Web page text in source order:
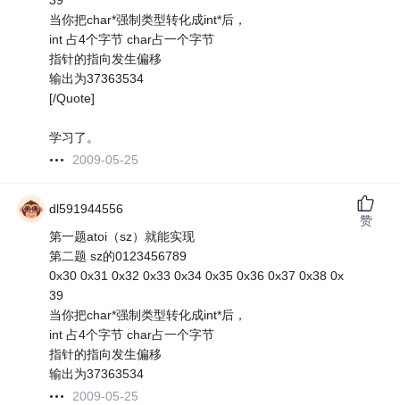
当你把char*强制类型转化成int*后，
int 占4个字节 char占一个字节
指针的指向发生偏移
输出为37363534
[/Quote]
学习了。
2009-05-25
dl591944556
第一题atoi（sz）就能实现
第二题 sz的0123456789
0x30 0x31 0x32 0x33 0x34 0x35 0x36 0x37 0x38 0x
39
当你把char*强制类型转化成int*后，
int 占4个字节 char占一个字节
指针的指向发生偏移
输出为37363534
2009-05-25
赞